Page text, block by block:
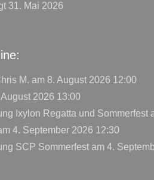
31. Mai 2026
M. am 8. August 2026 12:00
2026 13:00
Ixylon Regatta und Sommerfest
4. September 2026 12:30
SCP Sommerfest am 4.